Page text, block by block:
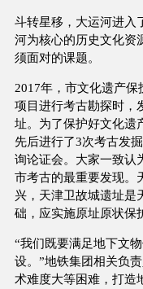
斗转星移，大运河进入
河为核心的历史文化资
须面对的课题。
2017年，市文化遗产
项目进行考古勘探时
址。为了保护好文化遗
先后进行了3次考古发
询论证会。大家一致认
市考古的最重要发现。
兴，天津卫故城遗址是
础，应实施原址原状保
“我们既要满足地下文
设。”地铁集团相关负
术难度大等困难，打造